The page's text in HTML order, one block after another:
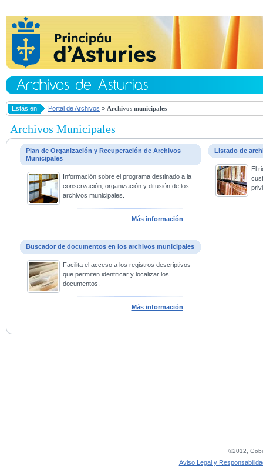
Estás en Portal de Archivos » Archivos municipales
Archivos Municipales
Plan de Organización y Recuperación de Archivos
Municipales
Información sobre el programa destinado a la
conservación, organización y difusión de los
archivos municipales.
Más información
Listado de
El
Buscador de documentos en los archivos municipales
Facilita el acceso a los registros descriptivos
que permiten identificar y localizar los
documentos.
Más información
©2012,
Aviso Legal y